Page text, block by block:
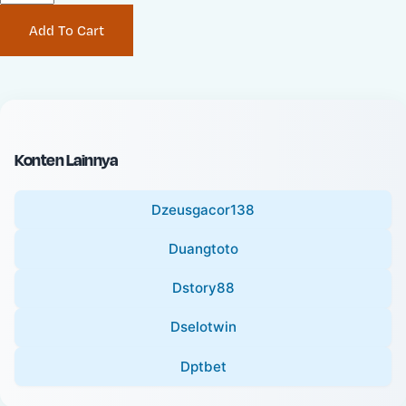
i
n
a
c
e
Add To Cart
Konten Lainnya
Dzeusgacor138
Duangtoto
Dstory88
Dselotwin
Dptbet